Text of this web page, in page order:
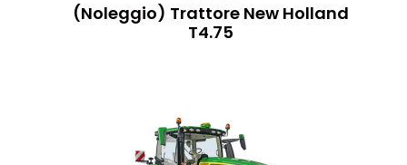
(Noleggio) Trattore New Holland
T4.75